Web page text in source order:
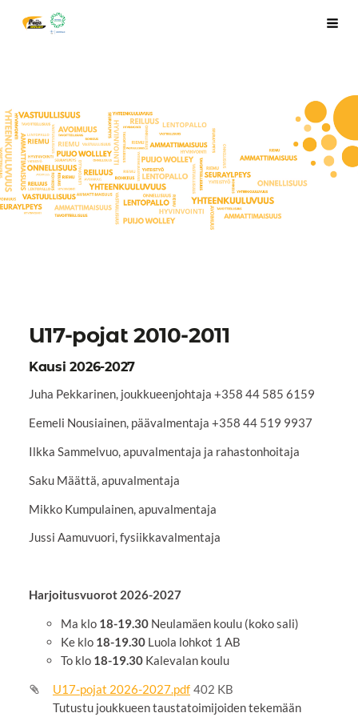
Siirry
sivun
Puijo Wolley Juniorit ry
U17-pojat 2010-2011
Kausi 2026-2027
Juha Pekkarinen, joukkueenjohtaja +358 44 585 6159
Eemeli Nousiainen, päävalmentaja +358 44 519 9937
Ilkka Sammelvuo, apuvalmentaja ja rahastonhoitaja
Saku Määttä, apuvalmentaja
Mikko Kumpulainen, apuvalmentaja
Jussi Aamuvuori, fysiikkavalmentaja
Harjoitusvuorot 2026-2027
Ma klo 18-19.30Neulamäen koulu (koko sali)
Ke klo 18-19.30Luola lohkot 1 AB
To klo 18-19.30Kalevalan koulu
U17-pojat 2026-2027.pdf 402 KB
Tutustu joukkueen taustatoimijoiden tekemään